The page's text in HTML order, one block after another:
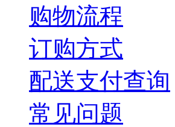
购物流程
订购方式
配送支付查询
常见问题